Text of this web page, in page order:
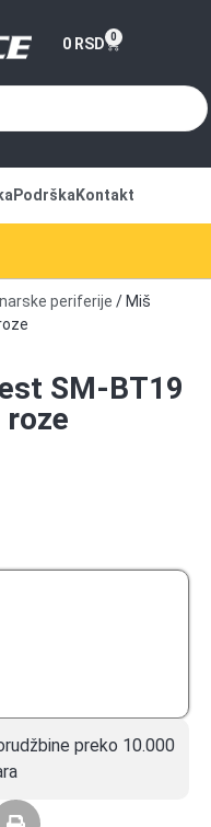
0 RSD 0
Podrška Kontakt
periferije / Miš
SM-BT19
preko 10.000